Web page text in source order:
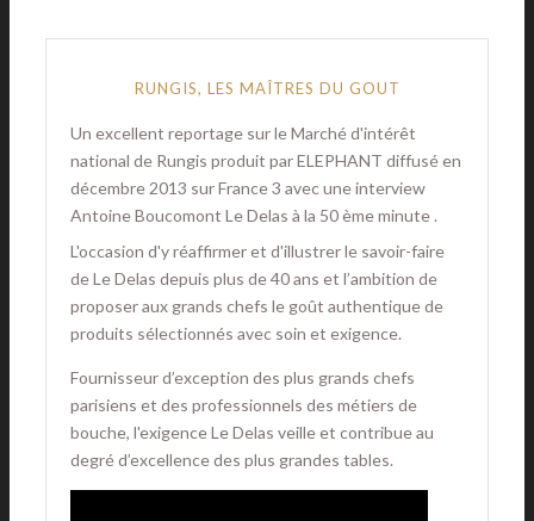
RUNGIS, LES MAÎTRES DU GOUT
Un excellent reportage sur le Marché d'intérêt
national de Rungis produit par ELEPHANT diffusé en
décembre 2013 sur France 3 avec une interview
Antoine Boucomont Le Delas à la 50 ème minute .
L'occasion d'y réaffirmer et d'illustrer le savoir-faire
de Le Delas depuis plus de 40 ans et l’ambition de
proposer aux grands chefs le goût authentique de
produits sélectionnés avec soin et exigence.
Fournisseur d’exception des plus grands chefs
parisiens et des professionnels des métiers de
bouche, l'exigence Le Delas veille et contribue au
degré d’excellence des plus grandes tables.